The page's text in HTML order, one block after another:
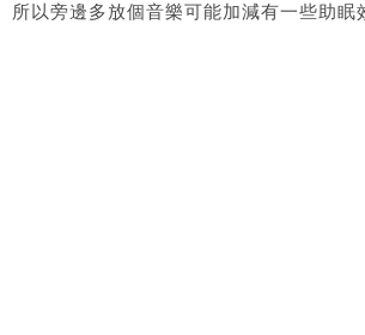
所以旁邊多放個音樂可能加減有一些助眠